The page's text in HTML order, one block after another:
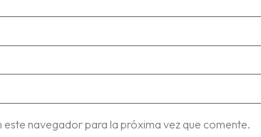
navegador para la próxima vez que comente.